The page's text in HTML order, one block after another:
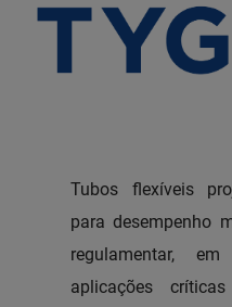
Tubos flexíveis
para desempenho
regulamentar,
aplicações